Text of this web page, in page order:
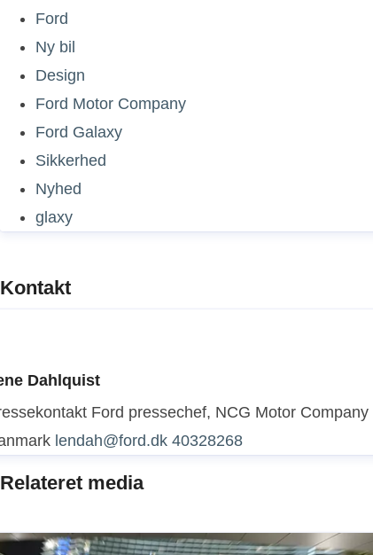
Ford
Ny bil
Design
Ford Motor Company
Ford Galaxy
Sikkerhed
Nyhed
glaxy
Kontakt
Dahlquist
Ford pressechef, NCG Motor Company
lendah@ford.dk 40328268
Relateret media